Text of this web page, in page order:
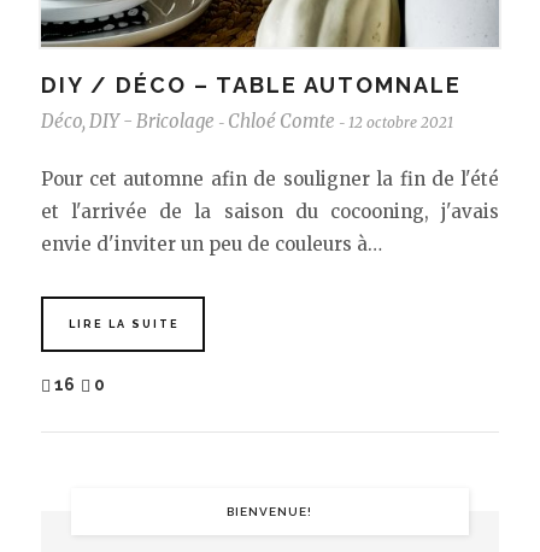
DIY / DÉCO – TABLE AUTOMNALE
Déco, DIY - Bricolage - Chloé Comte - 12 octobre 2021
Pour cet automne afin de souligner la fin de l'été
et l'arrivée de la saison du cocooning, j'avais
envie d'inviter un peu de couleurs à…
LIRE LA SUITE
16 0
BIENVENUE!